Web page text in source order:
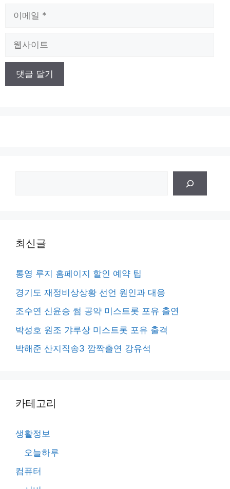
최신글
통영 루지 홈페이지 할인 예약 팁
경기도 재정비상상황 선언 원인과 대응
조수연 신윤승 썸 공약 미스트롯 포유 출연
박성호 원조 갸루상 미스트롯 포유 출격
박해준 산지직송3 깜짝출연 강유석
카테고리
생활정보
오늘하루
컴퓨터